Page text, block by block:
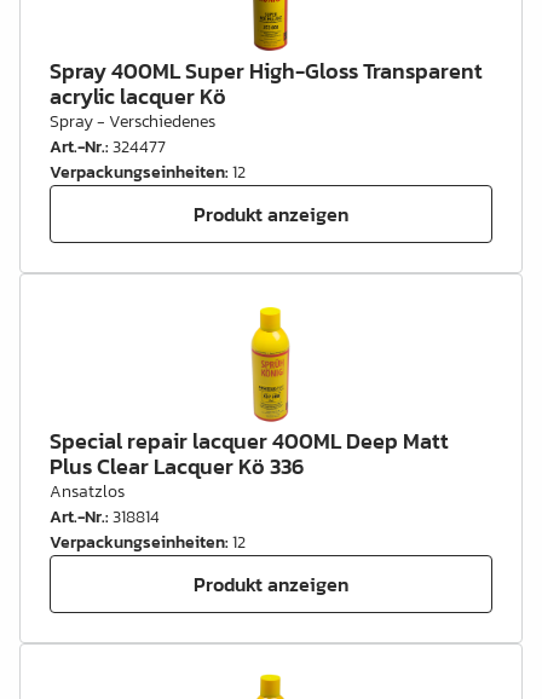
Spray 400ML Super High-Gloss Transparent
acrylic lacquer Kö
Spray - Verschiedenes
Art.-Nr.:324477
Verpackungseinheiten:12
Produkt anzeigen
Special repair lacquer 400ML Deep Matt
Plus Clear Lacquer Kö 336
Ansatzlos
Art.-Nr.:318814
Verpackungseinheiten:12
Produkt anzeigen